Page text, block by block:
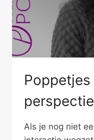
Als je nog niet